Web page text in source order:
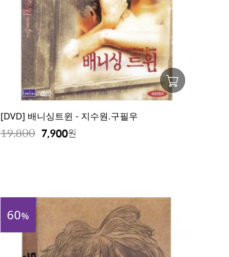
[DVD] 배니싱트윈 - 지수원.구필우
19,800 7,900원
60%